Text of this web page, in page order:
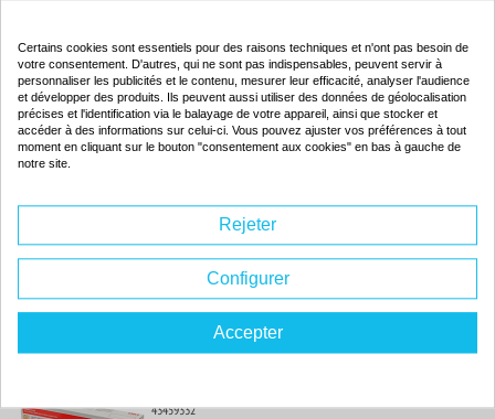
Couleur : jaune
Capacité : 2000 pages
ISO 9001 / ISO 14001
-82%
Par rapport à la
marque
25.41€
Toner original - OKI 43459332 - noir - (43459332)
43459332
Certains cookies sont essentiels pour des raisons techniques et n'ont pas besoin de
votre consentement. D'autres, qui ne sont pas indispensables, peuvent servir à
personnaliser les publicités et le contenu, mesurer leur efficacité, analyser l'audience
et développer des produits. Ils peuvent aussi utiliser des données de géolocalisation
précises et l'identification via le balayage de votre appareil, ainsi que stocker et
accéder à des informations sur celui-ci. Vous pouvez ajuster vos préférences à tout
moment en cliquant sur le bouton "consentement aux cookies" en bas à gauche de
notre site.
Rejeter
Configurer
Accepter